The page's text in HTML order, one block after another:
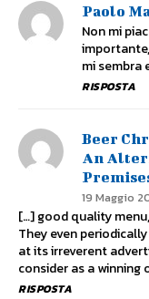
Paolo
Non mi
mi sembra
RISPOSTA
Beer
An
19 Maggio
[…] good quality
They even
at its irreverent
consider as a winning
RISPOSTA